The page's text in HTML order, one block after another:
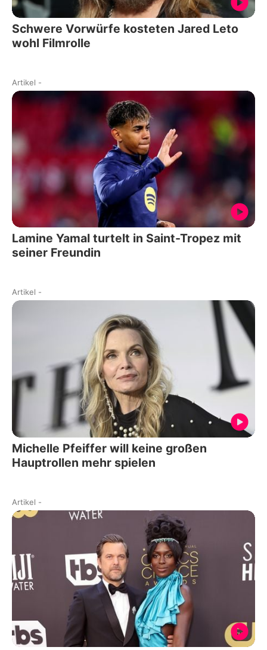
Schwere Vorwürfe kosteten Jared Leto
wohl Filmrolle
Artikel -
Lamine Yamal turtelt in Saint-Tropez mit
seiner Freundin
Artikel -
Michelle Pfeiffer will keine großen
Hauptrollen mehr spielen
Artikel -